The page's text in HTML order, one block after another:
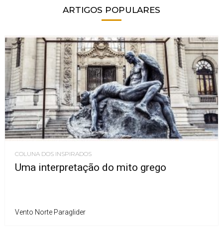
ARTIGOS POPULARES
COLUNA DOS INSPIRADOS
Uma interpretação do mito grego
Vento Norte Paraglider